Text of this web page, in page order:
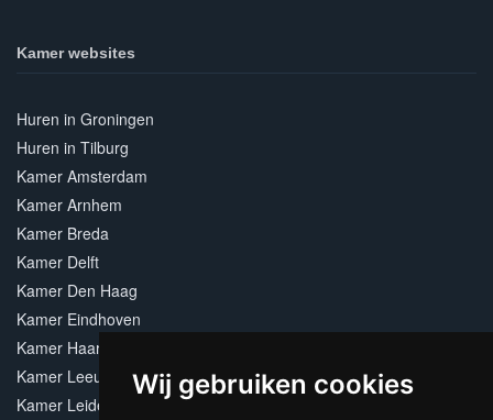
Wij gebruiken cookies
Kamer websites
Huren in Groningen
Huren in Tilburg
Kamer Amsterdam
Kamer Arnhem
Kamer Breda
Kamer Delft
Kamer Den Haag
Kamer Eindhoven
Kamer Haarlem
Kamer Leeuwarden
Kamer Leiden